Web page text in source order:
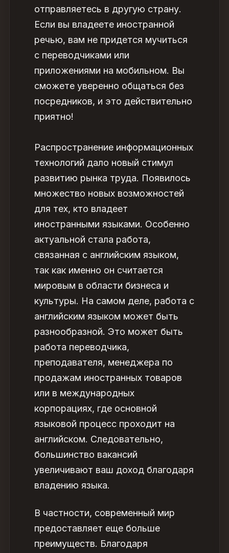
отправляетесь в другую страну.
Если вы владеете иностранной
речью, вам не придется мучиться
с переводчиками или
приложениями на мобильном. Вы
сможете уверенно общаться без
посредников, и это действительно
приятно!
Распространение информационных
технологий дало новый стимул
развитию рынка труда. Появилось
множество новых возможностей
для тех, кто владеет
иностранными языками. Особенно
актуальной стала работа,
связанная с английским языком,
так как именно он считается
мировым в области бизнеса и
культуры. На самом деле, работа с
английским языком может быть
разнообразной. Это может быть
работа переводчика,
преподавателя, менеджера по
продажам иностранных товаров
или в международных
корпорациях, где основной
языковой процесс проходит на
английском. Следовательно,
большинство вакансий
увеличивают ваш доход благодаря
владению языка.
В частности, современный мир
предоставляет еще больше
преимуществ. Благодаря